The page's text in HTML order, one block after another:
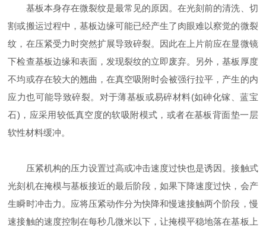
基板本身存在微裂纹是最常见的原因。在光刻前的清洗、切
割或搬运过程中，基板边缘可能已经产生了肉眼难以察觉的微裂
纹，在压紧受力时突然扩展导致碎裂。因此在上片前应在显微镜
下检查基板边缘和表面，发现裂纹的立即废弃。另外，基板厚度
不均或存在较大的翘曲，在真空吸附时会被强行拉平，产生的内
应力也可能导致碎裂。对于薄基板或易碎材料(如砷化镓、蓝宝
石)，应采用较低真空度的软吸附模式，或者在基板背面垫一层
软性材料缓冲。
压紧机构的压力设置过高或冲击速度过快也是诱因。接触式
光刻机在掩模与基板接近的最后阶段，如果下降速度过快，会产
生瞬时冲击力。应将压紧动作分为快降和慢速接触两个阶段，慢
速接触的速度控制在每秒几微米以下，让掩模平稳地落在基板上